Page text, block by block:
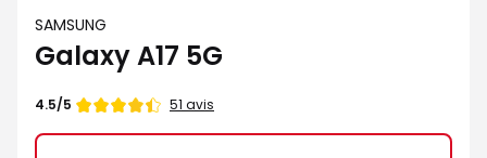
SAMSUNG
Galaxy A17 5G
Note
4.5/5 51 avis